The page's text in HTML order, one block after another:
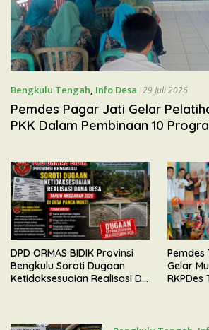
Bengkulu Tengah, Info Desa 29 Juli 2026
Pemdes Pagar Jati Gelar
PKK Dalam Pembinaan 10
DPD ORMAS BIDIK Provinsi
Bengkulu Soroti Dugaan
Ketidaksesuaian Realisasi DD
Pemdes
Gelar
RKPDes